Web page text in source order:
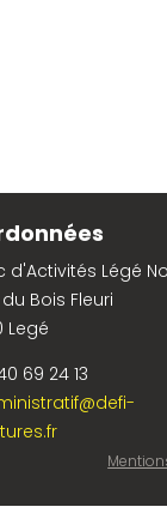
d'Activités Légé
du Bois Fleuri
Legé
69 24 13